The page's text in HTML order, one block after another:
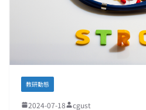
教研動態
2024-07-18 cgust